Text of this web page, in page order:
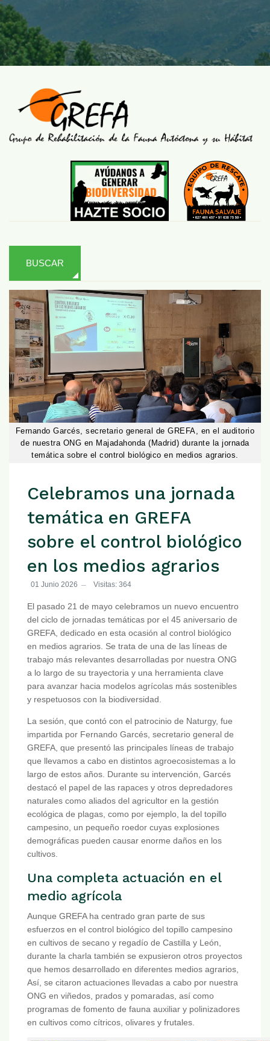
BUSCAR
Fernando Garcés, secretario general de GREFA, en el auditorio
de nuestra ONG en Majadahonda (Madrid) durante la jornada
temática sobre el control biológico en medios agrarios.
Celebramos una jornada
temática en GREFA
sobre el control biológico
en los medios agrarios
01 Junio 2026 Visitas: 364
El pasado 21 de mayo celebramos un nuevo encuentro
del ciclo de jornadas temáticas por el 45 aniversario de
GREFA, dedicado en esta ocasión al control biológico
en medios agrarios. Se trata de una de las líneas de
trabajo más relevantes desarrolladas por nuestra ONG
a lo largo de su trayectoria y una herramienta clave
para avanzar hacia modelos agrícolas más sostenibles
y respetuosos con la biodiversidad.
La sesión, que contó con el patrocinio de Naturgy, fue
impartida por Fernando Garcés, secretario general de
GREFA, que presentó las principales líneas de trabajo
que llevamos a cabo en distintos agroecosistemas a lo
largo de estos años. Durante su intervención, Garcés
destacó el papel de las rapaces y otros depredadores
naturales como aliados del agricultor en la gestión
ecológica de plagas, como por ejemplo, la del topillo
campesino, un pequeño roedor cuyas explosiones
demográficas pueden causar enorme daños en los
cultivos.
Una completa actuación en el
medio agrícola
Aunque GREFA ha centrado gran parte de sus
esfuerzos en el control biológico del topillo campesino
en cultivos de secano y regadío de Castilla y León,
durante la charla también se expusieron otros proyectos
que hemos desarrollado en diferentes medios agrarios,
Así, se citaron actuaciones llevadas a cabo por nuestra
ONG en viñedos, prados y pomaradas, así como
programas de fomento de fauna auxiliar y polinizadores
en cultivos como cítricos, olivares y frutales.